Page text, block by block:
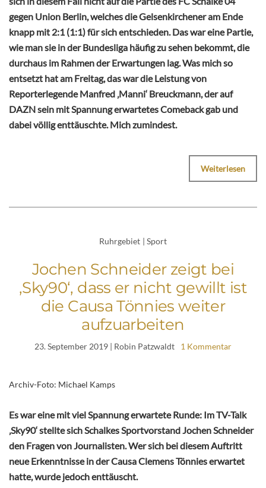
gegen Union Berlin, welches die Gelsenkirchener am Ende
knapp mit 2:1 (1:1) für sich entschieden. Das war eine Partie,
wie man sie in der Bundesliga häufig zu sehen bekommt, die
durchaus im Rahmen der Erwartungen lag. Was mich so
entsetzt hat am Freitag, das war die Leistung von
Reporterlegende Manfred ‚Manni‘ Breuckmann, der auf
DAZN sein mit Spannung erwartetes Comeback gab und
dabei völlig enttäuschte. Mich zumindest.
Weiterlesen
Ruhrgebiet | Sport
Jochen Schneider zeigt bei
‚Sky90‘, dass er nicht gewillt ist
die Causa Tönnies weiter
aufzuarbeiten
23. September 2019 | Robin Patzwaldt 1 Kommentar
Archiv-Foto: Michael Kamps
Es war eine mit viel Spannung erwartete Runde: Im TV-Talk
‚Sky90‘ stellte sich Schalkes Sportvorstand Jochen Schneider
den Fragen von Journalisten. Wer sich bei diesem Auftritt
neue Erkenntnisse in der Causa Clemens Tönnies erwartet
hatte, wurde jedoch enttäuscht.